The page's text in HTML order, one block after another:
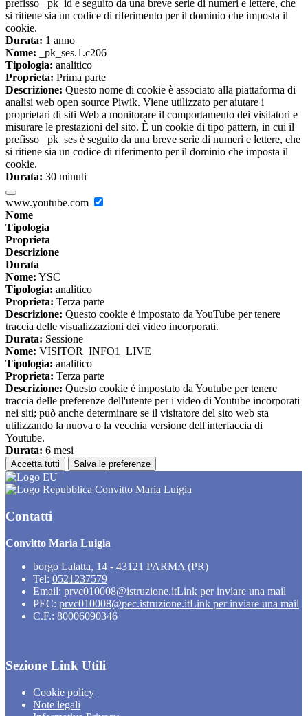
prefisso _pk_id è seguito da una breve serie di numeri e lettere, che
si ritiene sia un codice di riferimento per il dominio che imposta il
cookie.
Durata: 1 anno
Nome: _pk_ses.1.c206
Tipologia: analitico
Proprieta: Prima parte
Descrizione: Questo nome di cookie è associato alla piattaforma di
analisi web open source Piwik. Viene utilizzato per aiutare i
proprietari di siti Web a monitorare il comportamento dei visitatori e
misurare le prestazioni del sito. È un cookie di tipo pattern, in cui il
prefisso _pk_ses è seguito da una breve serie di numeri e lettere, che
si ritiene sia un codice di riferimento per il dominio che imposta il
cookie.
Durata: 30 minuti
www.youtube.com
Nome
Tipologia
Proprieta
Descrizione
Durata
Nome: YSC
Tipologia: analitico
Proprieta: Terza parte
Descrizione: Questo cookie è impostato da YouTube per tenere
traccia delle visualizzazioni dei video incorporati.
Durata: Sessione
Nome: VISITOR_INFO1_LIVE
Tipologia: analitico
Proprieta: Terza parte
Descrizione: Questo cookie è impostato da Youtube per tenere
traccia delle preferenze dell'utente per i video di Youtube incorporati
nei siti; può anche determinare se il visitatore del sito web sta
utilizzando la nuova o la vecchia versione dell'interfaccia di
Youtube.
Durata: 6 mesi
Accetta tutti Salva le preferenze
Convitto Maria Luigia
Contatti
Convitto Maria Luigia
borgo Lalatta, 14 - 43121 PARMA (PR)
Tel: 0521237579
Email: prvc010008@istruzione.itLink per inviare una mail
PEC: prvc010008@pec.istruzione.itLink per inviare una mail
C.F.: 80006090346
Sezione Link Utili
Cookie policy
Note legali